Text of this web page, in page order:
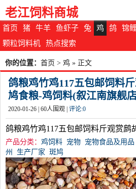
首页 猪 牛羊 鱼虾子 兔 鸡 鸽 锦鲤
颗粒饲料机
热点搜索
老江饲料商城
你的位置： 首页 > 鸡 » 正文
鸽粮鸡竹鸡117五包邮饲料
鸠食粮-鸡饲料(叙江南旗舰
2020-01-26 | 60人围观 | 评论:0
鸽粮鸡竹鸡117五包邮饲料斤观赏鹧
产品分类： 鸡饲料 宠物 宠物食品及用品
州
生产厂家 斑鸠